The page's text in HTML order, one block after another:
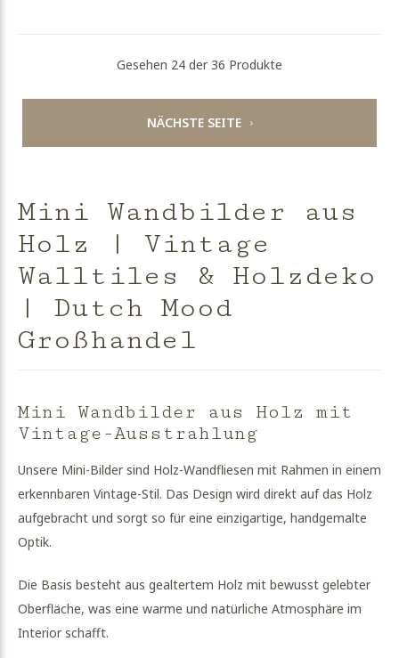
Gesehen 24 der 36 Produkte
NÄCHSTE SEITE
Mini Wandbilder aus
Holz | Vintage
Walltiles & Holzdeko
| Dutch Mood
Großhandel
Mini Wandbilder aus Holz mit
Vintage-Ausstrahlung
Unsere Mini-Bilder sind Holz-Wandfliesen mit Rahmen in einem
erkennbaren Vintage-Stil. Das Design wird direkt auf das Holz
aufgebracht und sorgt so für eine einzigartige, handgemalte
Optik.
Die Basis besteht aus gealtertem Holz mit bewusst gelebter
Oberfläche, was eine warme und natürliche Atmosphäre im
Interior schafft.